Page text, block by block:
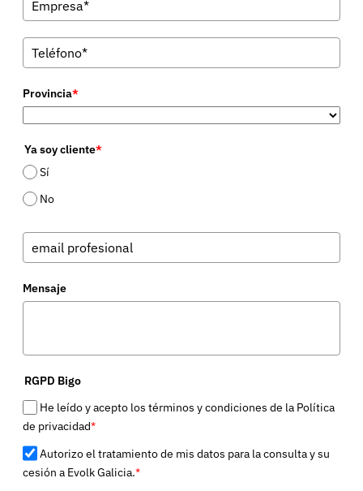
Provincia*
Ya soy cliente*
Sí
No
Mensaje
RGPD Bigo
He leído y acepto los términos y condiciones de la Política
de privacidad*
Autorizo el tratamiento de mis datos para la consulta y su
cesión a Evolk Galicia.*